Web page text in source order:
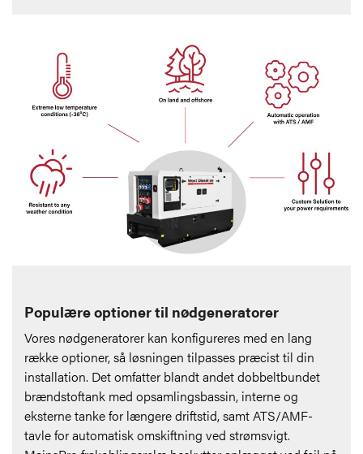
Populære optioner til nødgeneratorer
Vores nødgeneratorer kan konfigureres med en lang
række optioner, så løsningen tilpasses præcist til din
installation. Det omfatter blandt andet dobbeltbundet
brændstoftank med opsamlingsbassin, interne og
eksterne tanke for længere driftstid, samt ATS/AMF-
tavle for automatisk omskiftning ved strømsvigt.